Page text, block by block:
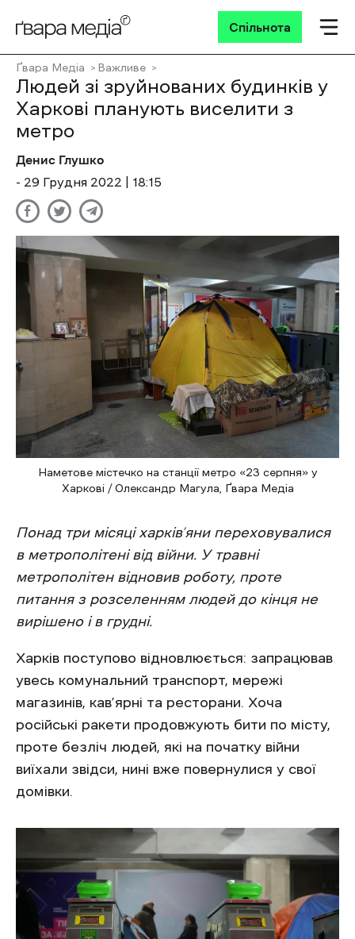
Спільнота
Ґвара Медіа Важливе
Людей зі зруйнованих будинків у
Харкові планують виселити з
метро
Денис Глушко
- 29 Грудня 2022 | 18:15
Наметове містечко на станції метро «23 серпня» у
Харкові / Олександр Магула, Ґвара Медіа
Понад три місяці харків’яни переховувалися
в метрополітені від війни. У травні
метрополітен відновив роботу, проте
питання з розселенням людей до кінця не
вирішено і в грудні.
Харків поступово відновлюється: запрацював
увесь комунальний транспорт, мережі
магазинів, кав’ярні та ресторани. Хоча
російські ракети продовжують бити по місту,
проте безліч людей, які на початку війни
виїхали звідси, нині вже повернулися у свої
домівки.